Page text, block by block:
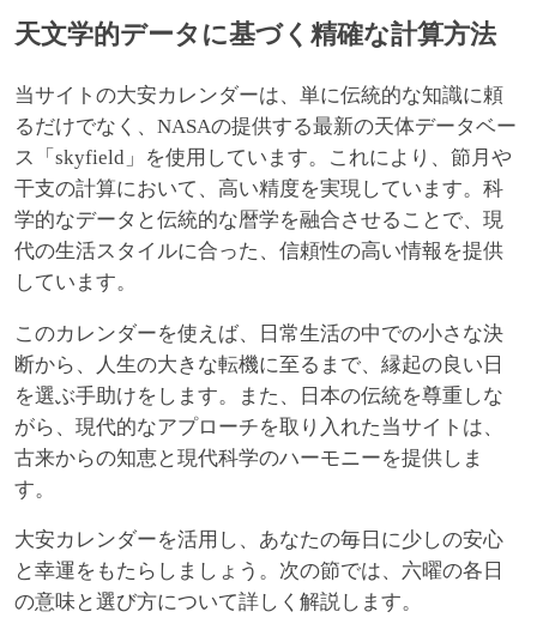
天文学的データに基づく精確な計算方法
当サイトの大安カレンダーは、単に伝統的な知識に頼
るだけでなく、NASAの提供する最新の天体データベー
ス「skyfield」を使用しています。これにより、節月や
干支の計算において、高い精度を実現しています。科
学的なデータと伝統的な暦学を融合させることで、現
代の生活スタイルに合った、信頼性の高い情報を提供
しています。
このカレンダーを使えば、日常生活の中での小さな決
断から、人生の大きな転機に至るまで、縁起の良い日
を選ぶ手助けをします。また、日本の伝統を尊重しな
がら、現代的なアプローチを取り入れた当サイトは、
古来からの知恵と現代科学のハーモニーを提供しま
す。
大安カレンダーを活用し、あなたの毎日に少しの安心
と幸運をもたらしましょう。次の節では、六曜の各日
の意味と選び方について詳しく解説します。